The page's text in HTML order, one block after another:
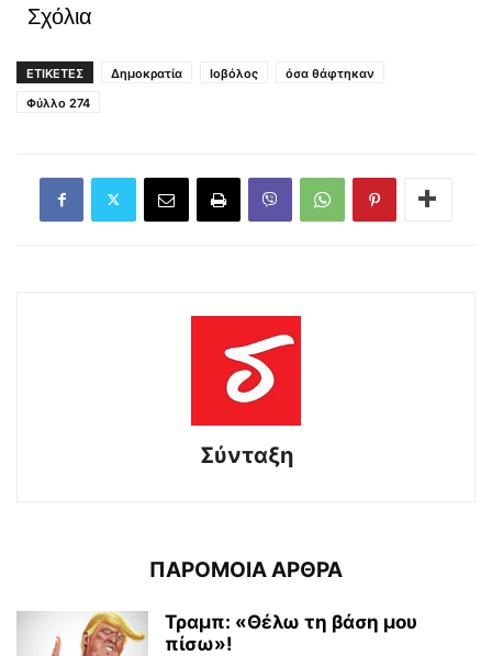
Σχόλια
ΕΤΙΚΕΤΕΣ Δημοκρατία Ιοβόλος
όσα θάφτηκαν
Φύλλο 274
Σύνταξη
ΠΑΡΟΜΟΙΑ ΑΡΘΡΑ
Τραμπ: «Θέλω τη βάση μου
πίσω»!